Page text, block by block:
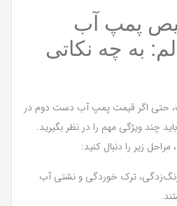
پمپ آب
به چه نکاتی
حتی اگر قیمت پمپ آب دست دوم در
چند ویژگی مهم را در نظر بگیرید.
زیر را دنبال کنید:
ترک خوردگی و نشتی آب